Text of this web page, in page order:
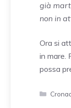
già
non in
Ora si
in mare.
possa